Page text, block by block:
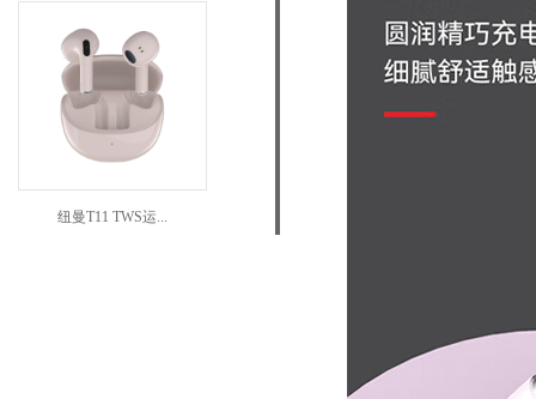
纽曼T11 TWS运...